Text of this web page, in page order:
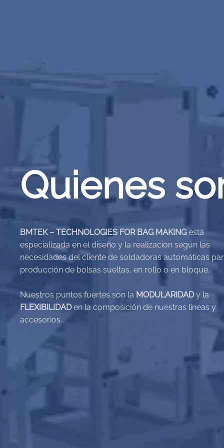
Quienes
BMTEK – TECHNOLOGIES FOR BAG MAKINGestá
especializada en el diseño y la realización según las
necesidades del cliente de soldadoras automáticas
producción de bolsas sueltas, en rollo o en bloque.
Nuestros puntos fuertes son la MODULARIDADy la
FLEXIBILIDADen la composición de nuestras líneas y
accesorios.